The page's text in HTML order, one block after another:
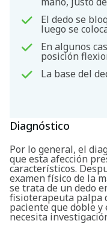
BuscarEl dedo se
luego se
En algunos
posición
La base del
Diagnóstico
Por lo general, el
que esta afección
característicos.
examen físico de la
se trata de un dedo
fisioterapeuta palpa
paciente que doble y
necesita